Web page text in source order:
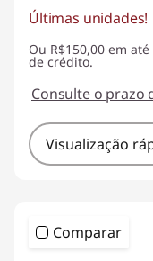
Economias
Últimas unidades!
Ou R$150,00 em até
de crédito.
Consulte o prazo
Visualização
Comparar